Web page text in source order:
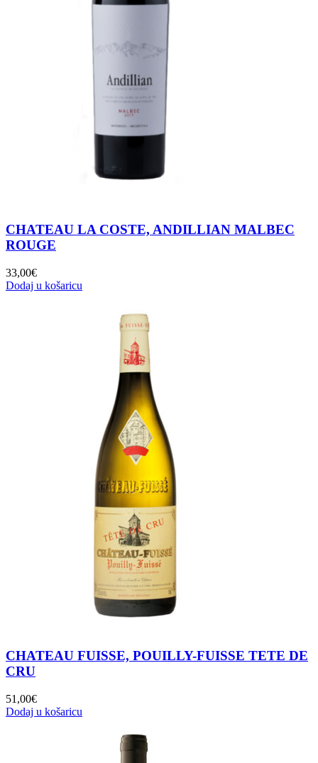
CHATEAU LA COSTE, ANDILLIAN MALBEC
ROUGE
33,00€
Dodaj u košaricu
CHATEAU FUISSE, POUILLY-FUISSE TETE DE
CRU
51,00€
Dodaj u košaricu